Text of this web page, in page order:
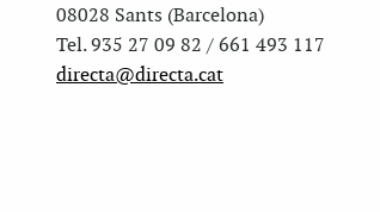
08028 Sants (Barcelona)
Tel. 935 27 09 82 / 661 493 117
directa@directa.cat